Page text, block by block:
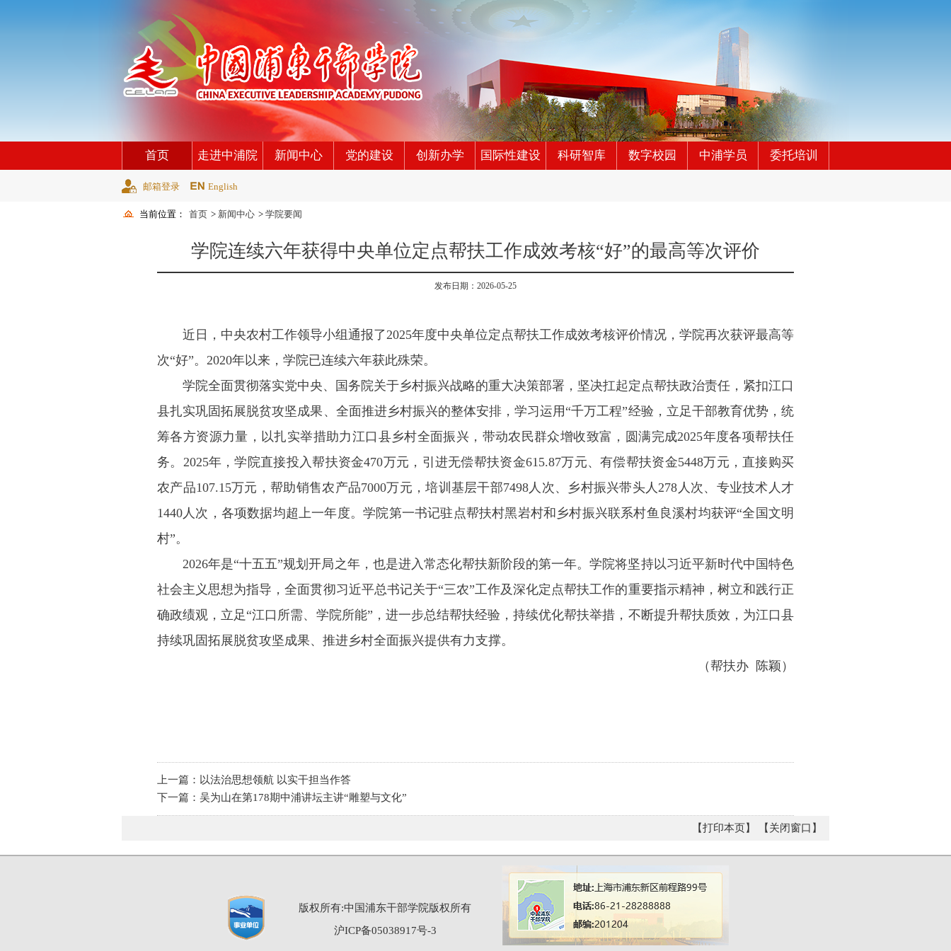
首页 走进中浦院 新闻中心 党的建设 创新办学 国际性建设 科研智库 数字校园 中浦学员 委托培训
邮箱登录 English
当前位置： 首页 > 新闻中心 > 学院要闻
学院连续六年获得中央单位定点帮扶工作成效考核“好”的最高等次评价
发布日期：2026-05-25
近日，中央农村工作领导小组通报了2025年度中央单位定点帮扶工作成效考核评价情况，学院再次获评最高等
次“好”。2020年以来，学院已连续六年获此殊荣。
学院全面贯彻落实党中央、国务院关于乡村振兴战略的重大决策部署，坚决扛起定点帮扶政治责任，紧扣江口
县扎实巩固拓展脱贫攻坚成果、全面推进乡村振兴的整体安排，学习运用“千万工程”经验，立足干部教育优势，统
筹各方资源力量，以扎实举措助力江口县乡村全面振兴，带动农民群众增收致富，圆满完成2025年度各项帮扶任
务。2025年，学院直接投入帮扶资金470万元，引进无偿帮扶资金615.87万元、有偿帮扶资金5448万元，直接购买
农产品107.15万元，帮助销售农产品7000万元，培训基层干部7498人次、乡村振兴带头人278人次、专业技术人才
1440人次，各项数据均超上一年度。学院第一书记驻点帮扶村黑岩村和乡村振兴联系村鱼良溪村均获评“全国文明
村”。
2026年是“十五五”规划开局之年，也是进入常态化帮扶新阶段的第一年。学院将坚持以习近平新时代中国特色
社会主义思想为指导，全面贯彻习近平总书记关于“三农”工作及深化定点帮扶工作的重要指示精神，树立和践行正
确政绩观，立足“江口所需、学院所能”，进一步总结帮扶经验，持续优化帮扶举措，不断提升帮扶质效，为江口县
持续巩固拓展脱贫攻坚成果、推进乡村全面振兴提供有力支撑。
（帮扶办 陈颖）
上一篇：以法治思想领航 以实干担当作答
下一篇：吴为山在第178期中浦讲坛主讲“雕塑与文化”
【打印本页】 【关闭窗口】
版权所有:中国浦东干部学院版权所有
沪ICP备05038917号-3